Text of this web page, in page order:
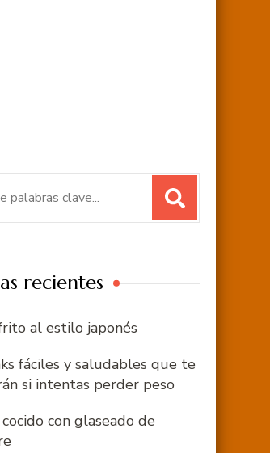
recientes
al estilo japonés
fáciles y saludables que te
si intentas perder peso
cocido con glaseado de